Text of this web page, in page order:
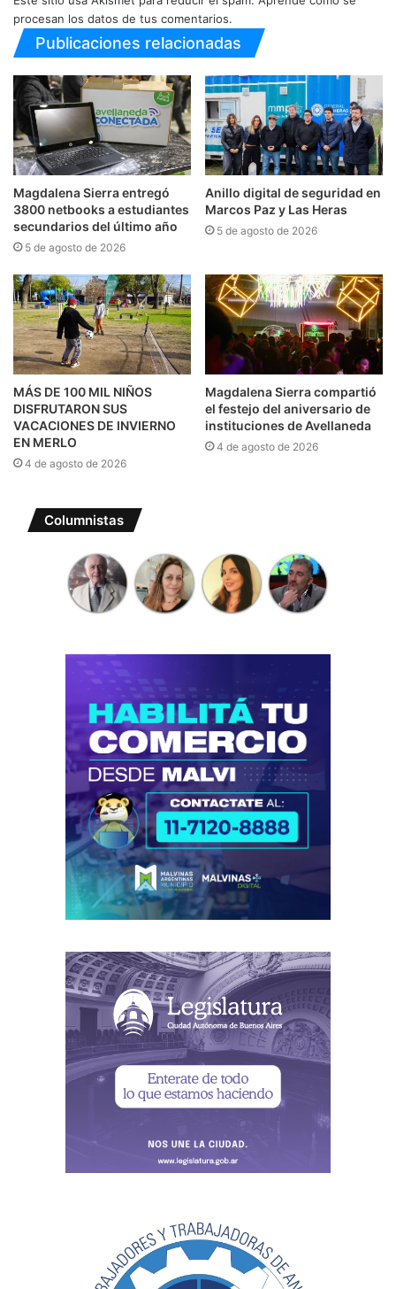
procesan los datos de tus comentarios.
Publicaciones relacionadas
Magdalena Sierra entregó
3800 netbooks a estudiantes
secundarios del último año
5 de agosto de 2026
Anillo digital de seguridad en
Marcos Paz y Las Heras
5 de agosto de 2026
MÁS DE 100 MIL NIÑOS
DISFRUTARON SUS
VACACIONES DE INVIERNO
EN MERLO
4 de agosto de 2026
Magdalena Sierra compartió
el festejo del aniversario de
instituciones de Avellaneda
4 de agosto de 2026
Columnistas